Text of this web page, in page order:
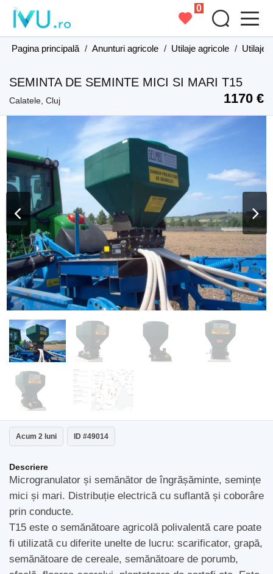
0
Pagina principală / Anunturi agricole / Utilaje agricole / Utilaje
SEMINTA DE SEMINTE MICI SI MARI T15
Calatele, Cluj 1170 €
Acum 2 luni ID #49014
Descriere
Microgranulator și semănător de îngrășăminte, semințe
mici și mari. Distribuție electrică cu suflantă și coborâre
prin conducte.
T15 este o semănătoare agricolă polivalentă care poate
fi utilizată cu diferite unelte de lucru: scarificator, grapă,
semănătoare de cereale, semănătoare de porumb,